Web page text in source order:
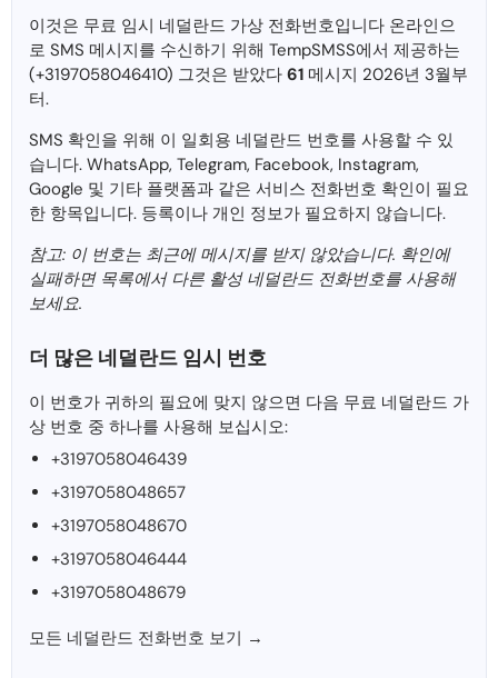
이것은 무료 임시 네덜란드 가상 전화번호입니다 온라인으
로 SMS 메시지를 수신하기 위해 TempSMSS에서 제공하는
(+3197058046410) 그것은 받았다 61 메시지 2026년 3월부
터.
SMS 확인을 위해 이 일회용 네덜란드 번호를 사용할 수 있
습니다. WhatsApp, Telegram, Facebook, Instagram,
Google 및 기타 플랫폼과 같은 서비스 전화번호 확인이 필요
한 항목입니다. 등록이나 개인 정보가 필요하지 않습니다.
참고: 이 번호는 최근에 메시지를 받지 않았습니다. 확인에
실패하면 목록에서 다른 활성 네덜란드 전화번호를 사용해
보세요.
더 많은 네덜란드 임시 번호
이 번호가 귀하의 필요에 맞지 않으면 다음 무료 네덜란드 가
상 번호 중 하나를 사용해 보십시오:
+3197058046439
+3197058048657
+3197058048670
+3197058046444
+3197058048679
모든 네덜란드 전화번호 보기 →